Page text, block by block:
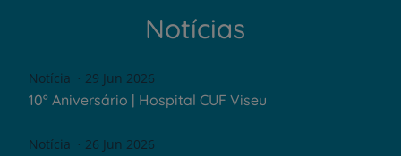
Notícias
Notícia 29 Jun 2026
10º Aniversário | Hospital CUF Viseu
Notícia 26 Jun 2026